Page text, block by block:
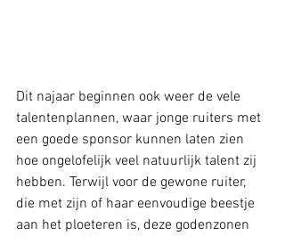
Dit najaar beginnen ook weer de vele
talentenplannen, waar jonge ruiters met
een goede sponsor kunnen laten zien
hoe ongelofelijk veel natuurlijk talent zij
hebben. Terwijl voor de gewone ruiter,
die met zijn of haar eenvoudige beestje
aan het ploeteren is, deze godenzonen